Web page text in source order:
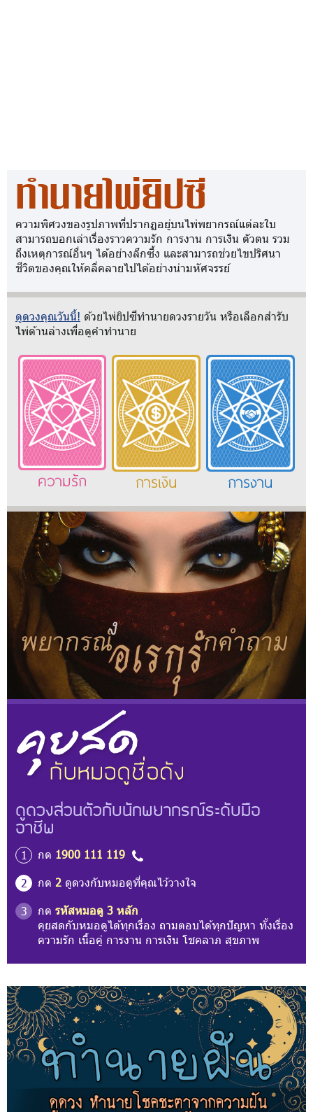
ทำนายไพ่ยิปซี
ความพิศวงของรูปภาพที่ปรากฏอยู่บนไพ่พยากรณ์แต่ละใบ
สามารถบอกเล่าเรื่องราวความรัก การงาน การเงิน ตัวตน รวม
ถึงเหตุการณ์อื่นๆ ได้อย่างลึกซึ้ง และสามารถช่วยไขปริศนา
ชีวิตของคุณให้คลี่คลายไปได้อย่างน่ามหัศจรรย์
ดูดวงคุณวันนี้! ด้วยไพ่ยิปซีทำนายดวงรายวัน หรือเลือกสำรับ
ไพ่ด้านล่างเพื่อดูคำทำนาย
ความรัก การเงิน การงาน
ดูดวงส่วนตัวกับนักพยากรณ์ระดับมือ
อาชีพ
1 กด 1900 111 119
2
กด 2 ดูดวงกับหมอดูที่คุณไว้วางใจ
3
กด รหัสหมอดู 3 หลัก
คุยสดกับหมอดูได้ทุกเรื่อง ถามตอบได้ทุกปัญหา ทั้งเรื่อง
ความรัก เนื้อคู่ การงาน การเงิน โชคลาภ สุขภาพ